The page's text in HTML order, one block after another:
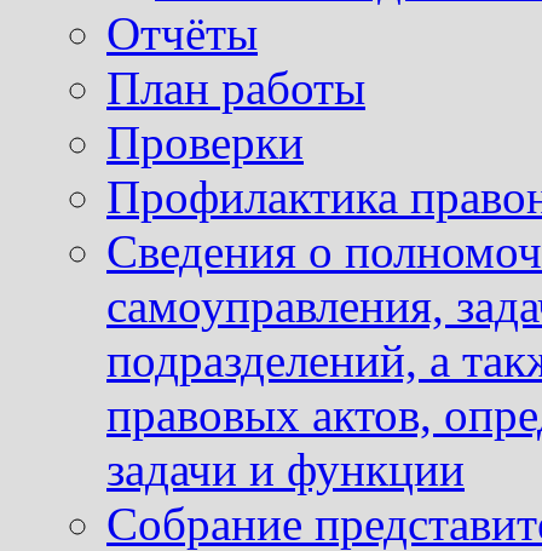
Отчёты
План работы
Проверки
Профилактика
Сведения о
самоуправления,
подразделений, а
правовых актов,
задачи и функции
Собрание